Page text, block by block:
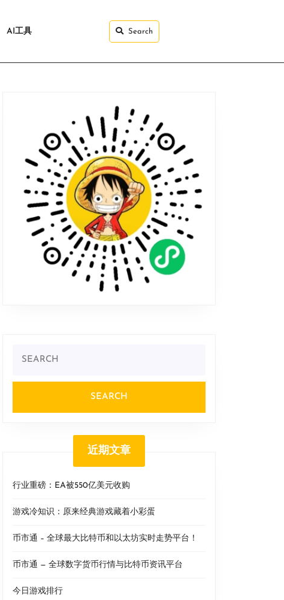
AI工具 Search
for:
近期文章
行业重磅：EA被550亿美元收购
游戏冷知识：原来经典游戏藏着小彩蛋
币市通 – 全球最大比特币和以太坊实时走势平台！
币市通 — 全球数字货币行情与比特币资讯平台
今日游戏排行